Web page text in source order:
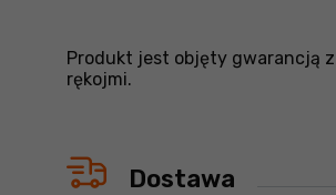
Produkt jest objęty gwarancją
rękojmi.
Dostawa